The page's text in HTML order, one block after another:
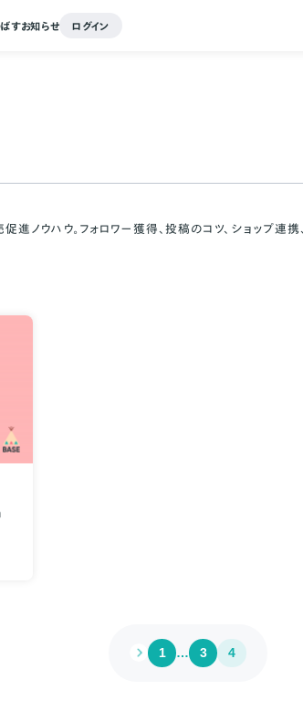
すお知らせ ログイン
ノウハウ。フォロワー獲得、投稿のコツ、ショップ連
1 … 3 4